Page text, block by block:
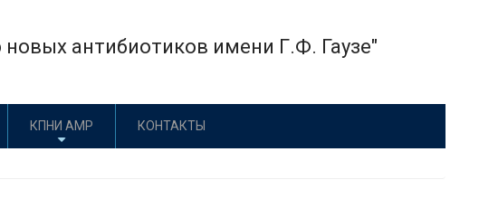
антибиотиков имени Г.Ф. Гаузе"
КПНИ АМР КОНТАКТЫ